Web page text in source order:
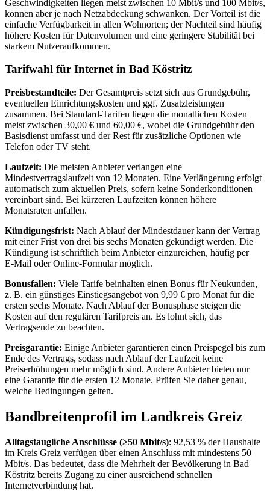
Geschwindigkeiten liegen meist zwischen 10 Mbit/s und 100 Mbit/s,
können aber je nach Netzabdeckung schwanken. Der Vorteil ist die
einfache Verfügbarkeit in allen Wohnorten; der Nachteil sind häufig
höhere Kosten für Datenvolumen und eine geringere Stabilität bei
starkem Nutzeraufkommen.
Tarifwahl für Internet in Bad Köstritz
Preisbestandteile: Der Gesamtpreis setzt sich aus Grundgebühr,
eventuellen Einrichtungskosten und ggf. Zusatzleistungen
zusammen. Bei Standard‑Tarifen liegen die monatlichen Kosten
meist zwischen 30,00 € und 60,00 €, wobei die Grundgebühr den
Basisdienst umfasst und der Rest für zusätzliche Optionen wie
Telefon oder TV steht.
Laufzeit: Die meisten Anbieter verlangen eine
Mindestvertragslaufzeit von 12 Monaten. Eine Verlängerung erfolgt
automatisch zum aktuellen Preis, sofern keine Sonderkonditionen
vereinbart sind. Bei kürzeren Laufzeiten können höhere
Monatsraten anfallen.
Kündigungsfrist: Nach Ablauf der Mindestdauer kann der Vertrag
mit einer Frist von drei bis sechs Monaten gekündigt werden. Die
Kündigung ist schriftlich beim Anbieter einzureichen, häufig per
E‑Mail oder Online‑Formular möglich.
Bonusfallen: Viele Tarife beinhalten einen Bonus für Neukunden,
z. B. ein günstiges Einstiegsangebot von 9,99 € pro Monat für die
ersten sechs Monate. Nach Ablauf der Bonusphase steigen die
Kosten auf den regulären Tarifpreis an. Es lohnt sich, das
Vertragsende zu beachten.
Preisgarantie: Einige Anbieter garantieren einen Preispegel bis zum
Ende des Vertrags, sodass nach Ablauf der Laufzeit keine
Preiserhöhungen mehr möglich sind. Andere Anbieter bieten nur
eine Garantie für die ersten 12 Monate. Prüfen Sie daher genau,
welche Bedingungen gelten.
Bandbreitenprofil im Landkreis Greiz
Alltagstaugliche Anschlüsse (≥50 Mbit/s): 92,53 % der Haushalte
im Kreis Greiz verfügen über einen Anschluss mit mindestens 50
Mbit/s. Das bedeutet, dass die Mehrheit der Bevölkerung in Bad
Köstritz bereits Zugang zu einer ausreichend schnellen
Internetverbindung hat.